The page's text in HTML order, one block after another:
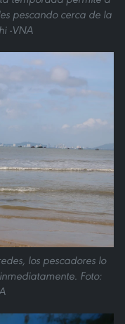
pescando cerca de la
-VNA
los pescadores lo
Foto: